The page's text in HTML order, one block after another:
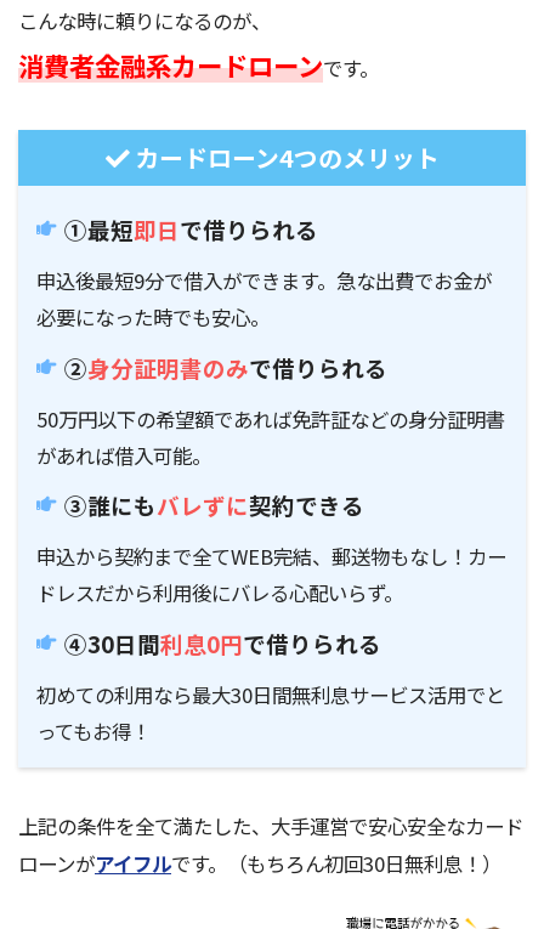
こんな時に頼りになるのが、
消費者金融系カードローンです。
カードローン4つのメリット
①最短即日で借りられる
申込後最短9分で借入ができます。急な出費でお金が
必要になった時でも安心。
②身分証明書のみで借りられる
50万円以下の希望額であれば免許証などの身分証明書
があれば借入可能。
③誰にもバレずに契約できる
申込から契約まで全てWEB完結、郵送物もなし！カー
ドレスだから利用後にバレる心配いらず。
④30日間利息0円で借りられる
初めての利用なら最大30日間無利息サービス活用でと
ってもお得！
上記の条件を全て満たした、大手運営で安心安全なカード
ローンがアイフルです。（もちろん初回30日無利息！ ）